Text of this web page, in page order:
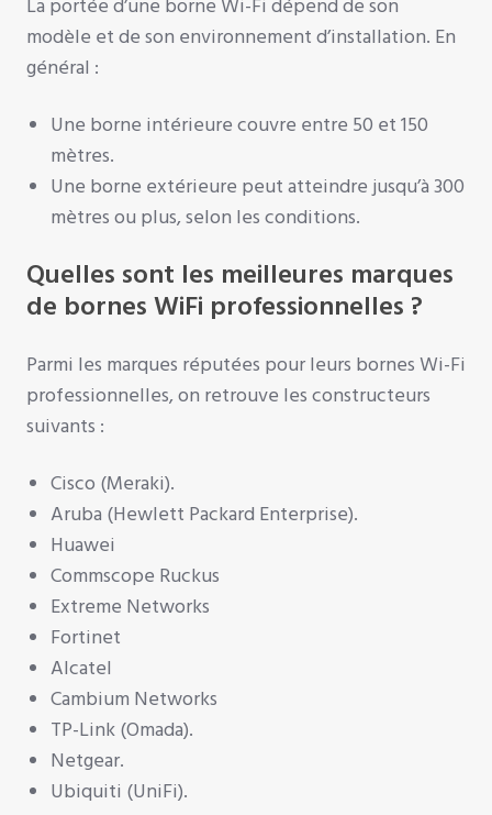
La portée d’une borne Wi-Fi dépend de son
modèle et de son environnement d’installation. En
général :
Une borne intérieure couvre entre 50 et 150
mètres.
Une borne extérieure peut atteindre jusqu’à 300
mètres ou plus, selon les conditions.
Quelles sont les meilleures marques
de bornes WiFi professionnelles ?
Parmi les marques réputées pour leurs bornes Wi-Fi
professionnelles, on retrouve les constructeurs
suivants :
Cisco (Meraki).
Aruba (Hewlett Packard Enterprise).
Huawei
Commscope Ruckus
Extreme Networks
Fortinet
Alcatel
Cambium Networks
TP-Link (Omada).
Netgear.
Ubiquiti (UniFi).